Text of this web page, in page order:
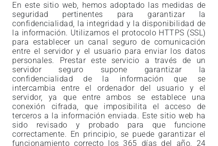
En este sitio web, hemos adoptado las medidas de
seguridad pertinentes para garantizar la
confidencialidad, la integridad y la disponibilidad de
la información. Utilizamos el protocolo HTTPS (SSL)
para establecer un canal seguro de comunicación
entre el servidor y el usuario para enviar los datos
personales. Prestar este servicio a través de un
servidor seguro supone garantizar la
confidencialidad de la información que se
intercambia entre el ordenador del usuario y el
servidor, ya que entre ambos se establece una
conexión cifrada, que imposibilita el acceso de
terceros a la información enviada. Este sitio web ha
sido revisado y probado para que funcione
correctamente. En principio, se puede garantizar el
funcionamiento correcto los 365 días del año, 24